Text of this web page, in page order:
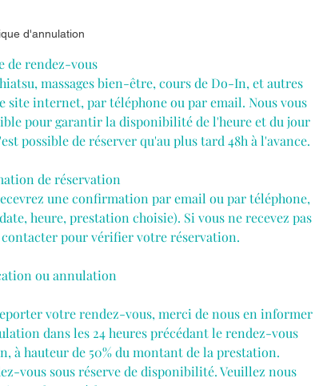
d'annulation
de rendez-vous
massages bien-être, cours de Do-In, et autres
site internet, par téléphone ou par email. Nous vous
pour garantir la disponibilité de l'heure et du jour
possible de réserver qu'au plus tard 48h à l'avance.
de réservation
une confirmation par email ou par téléphone,
heure, prestation choisie). Si vous ne recevez pas
pour vérifier votre réservation.
ou annulation
votre rendez-vous, merci de nous en informer
dans les 24 heures précédant le rendez-vous
à hauteur de 50% du montant de la prestation.
vous sous réserve de disponibilité. Veuillez nous